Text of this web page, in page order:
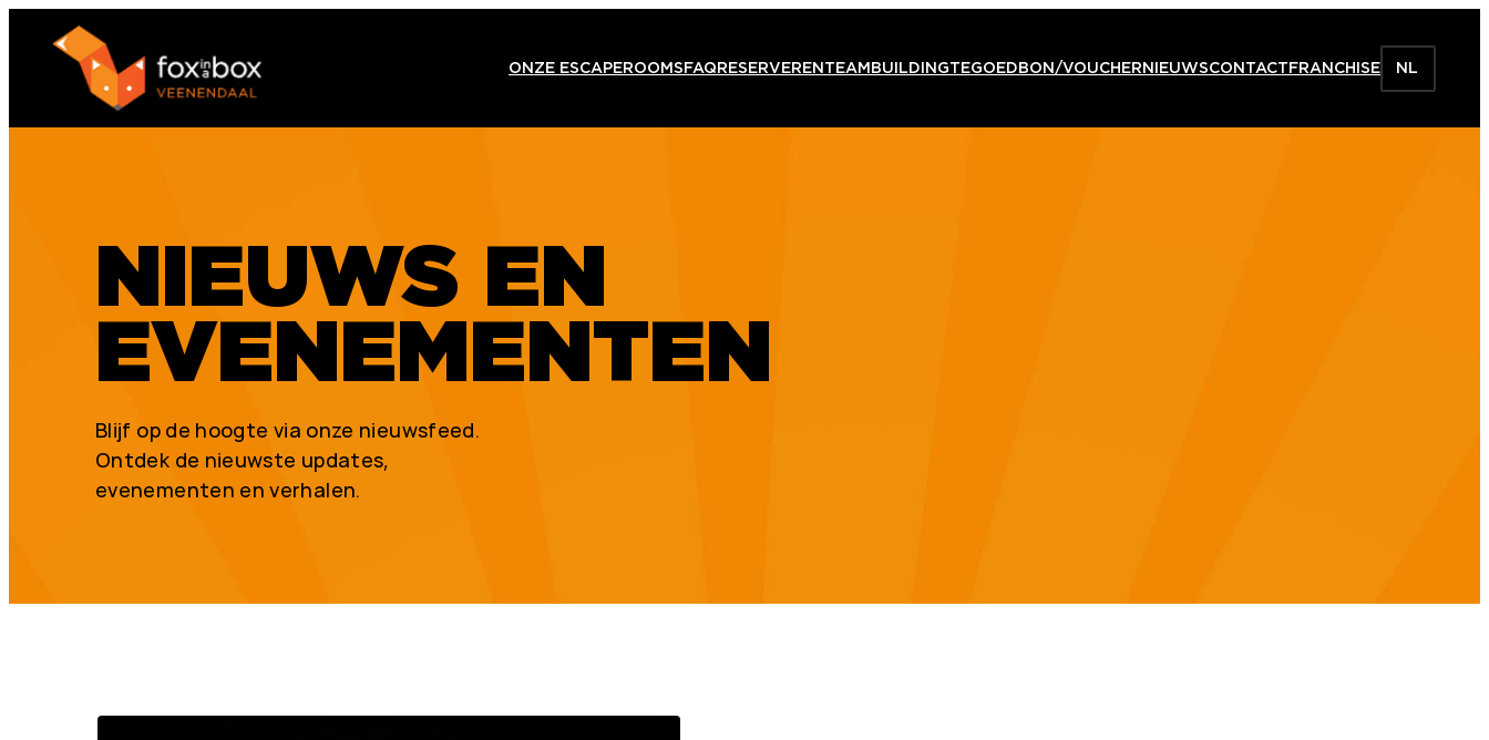
ONZE ESCAPEROOMSFAQRESERVERENTEAMBUILDINGTEGOEDBON/VOUCHERNIEUWSCONTACTFRANCHISE NL
NIEUWS EN
EVENEMENTEN
Blijf op de hoogte via onze nieuwsfeed.
Ontdek de nieuwste updates,
evenementen en verhalen.